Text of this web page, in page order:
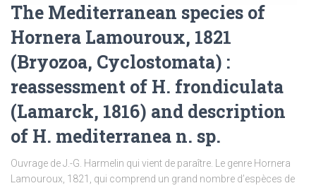
The Mediterranean species of
Hornera Lamouroux, 1821
(Bryozoa, Cyclostomata) :
reassessment of H. frondiculata
(Lamarck, 1816) and description
of H. mediterranea n. sp.
Ouvrage de J.-G. Harmelin qui vient de paraître. Le genre Hornera
Lamouroux, 1821, qui comprend un grand nombre d’espèces de